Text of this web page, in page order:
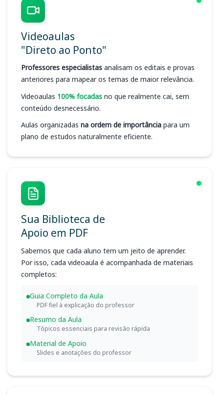
Videoaulas
"Direto ao Ponto"
Professores especialistas analisam os editais e provas
anteriores para mapear os temas de maior relevância.
Videoaulas 100% focadas no que realmente cai, sem
conteúdo desnecessário.
Aulas organizadas na ordem de importância para um
plano de estudos naturalmente eficiente.
Sua Biblioteca de
Apoio em PDF
Sabemos que cada aluno tem um jeito de aprender.
Por isso, cada videoaula é acompanhada de materiais
completos:
Guia Completo da Aula
PDF fiel à explicação do professor
Resumo da Aula
Tópicos essenciais para revisão rápida
Material de Apoio
Slides e anotações do professor